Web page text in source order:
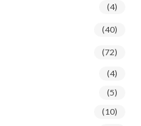
(4)
(40)
(72)
(4)
(5)
(10)